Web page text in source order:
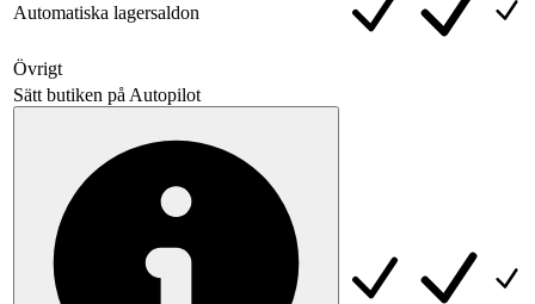
Automatiska lagersaldon
Övrigt
Sätt butiken på Autopilot